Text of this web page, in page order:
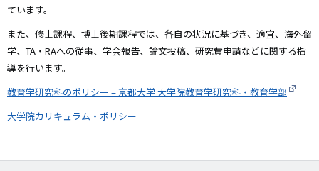
ています。
また、修士課程、博士後期課程では、各自の状況に基づき、適宜、海外留
学、TA・RAへの従事、学会報告、論文投稿、研究費申請などに関する指
導を行います。
教育学研究科のポリシー – 京都大学 大学院教育学研究科・教育学部
大学院カリキュラム・ポリシー